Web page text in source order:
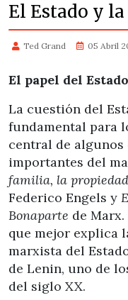
El Estado y
Ted Grand 05 Abril
El papel del Estado
La cuestión del
fundamental para
central de algunos
importantes del
familia, la
Federico Engels y
Bonaparte de
que mejor explica
marxista del
de Lenin, uno de
del siglo XX.